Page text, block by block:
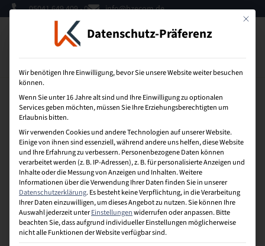
05041 649 409 - 0 info@bzecom.de
Wettbewerbsvorteil
Formuliert den Begriff als Vereinbarkeit von Beruf
und Familie. Es geht hierbei um die Zeit- und
Ressourcenverteilung zwischen Arbeit und
Privatleben.
W
Mit
Datenschutz-Präferenz
Wir benötigen Ihre Einwilligung, bevor Sie unsere Website weiter besuchen
können.
Wenn Sie unter 16 Jahre alt sind und Ihre Einwilligung zu optionalen
Services geben möchten, müssen Sie Ihre Erziehungsberechtigten um
Erlaubnis bitten.
Wir verwenden Cookies und andere Technologien auf unserer Website.
Einige von ihnen sind essenziell, während andere uns helfen, diese Website
und Ihre Erfahrung zu verbessern.Personenbezogene Daten können
verarbeitet werden (z. B. IP-Adressen), z. B. für personalisierte Anzeigen und
Inhalte oder die Messung von Anzeigen und Inhalten.Weitere
Informationen über die Verwendung Ihrer Daten finden Sie in unserer
Datenschutzerklärung.Es besteht keine Verpflichtung, in die Verarbeitung
Ihrer Daten einzuwilligen, um dieses Angebot zu nutzen.Sie können Ihre
Auswahl jederzeit unterEinstellungenwiderrufen oder anpassen.Bitte
beachten Sie, dass aufgrund individueller Einstellungen möglicherweise
nicht alle Funktionen der Website verfügbar sind.